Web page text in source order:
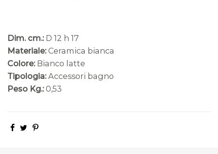
Dim. cm.: D 12 h 17
Materiale: Ceramica bianca
Colore: Bianco latte
Tipologia: Accessori bagno
Peso Kg.: 0,53